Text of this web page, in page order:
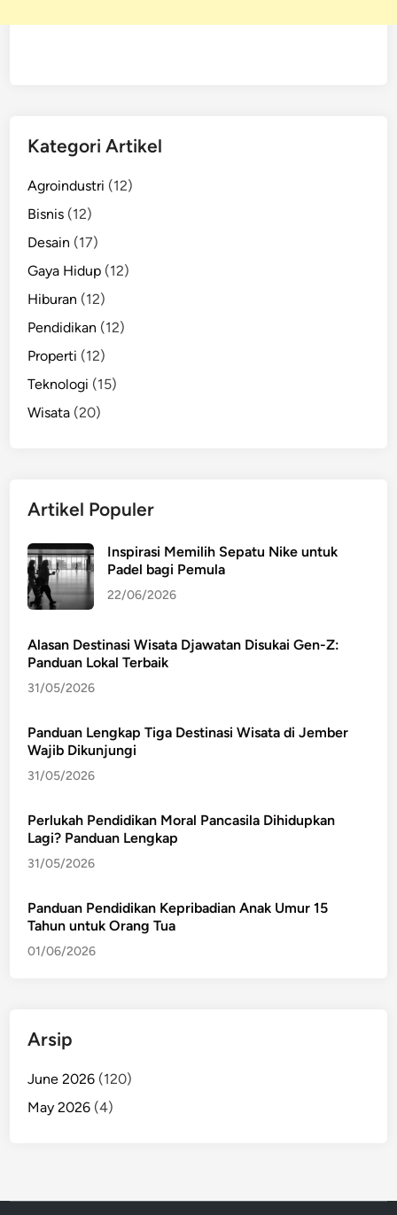
Kategori Artikel
Agroindustri (12)
Bisnis (12)
Desain (17)
Gaya Hidup (12)
Hiburan (12)
Pendidikan (12)
Properti (12)
Teknologi (15)
Wisata (20)
Artikel Populer
Inspirasi Memilih Sepatu Nike untuk
Padel bagi Pemula
22/06/2026
Alasan Destinasi Wisata Djawatan Disukai Gen-Z:
Panduan Lokal Terbaik
31/05/2026
Panduan Lengkap Tiga Destinasi Wisata di Jember
Wajib Dikunjungi
31/05/2026
Perlukah Pendidikan Moral Pancasila Dihidupkan
Lagi? Panduan Lengkap
31/05/2026
Panduan Pendidikan Kepribadian Anak Umur 15
Tahun untuk Orang Tua
01/06/2026
Arsip
June 2026 (120)
May 2026 (4)